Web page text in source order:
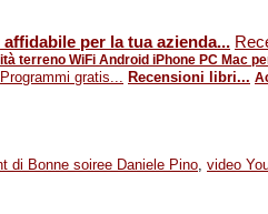
per la tua azienda...
terreno WiFi Android iPhone PC Mac
Programmi gratis... Recensioni libri...
di Bonne soiree Daniele Pino, video